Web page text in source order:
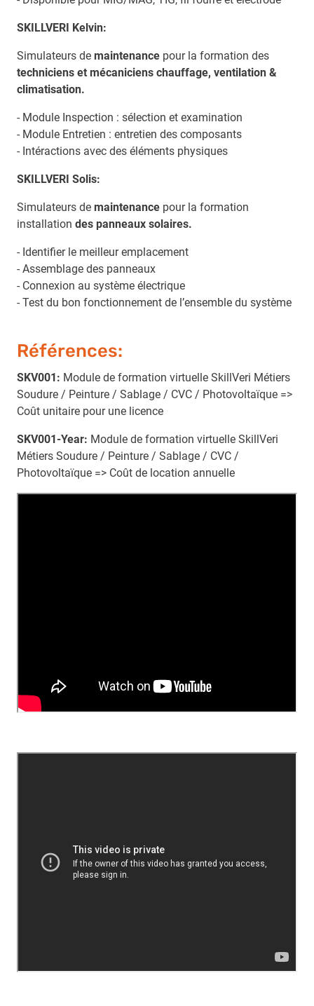
SKILLVERI Kelvin:
Simulateurs de maintenance pour la formation des
techniciens et mécaniciens chauffage, ventilation &
climatisation.
- Module Inspection : sélection et examination
- Module Entretien : entretien des composants
- Intéractions avec des éléments physiques
SKILLVERI Solis:
Simulateurs de maintenance pour la formation
installation des panneaux solaires.
- Identifier le meilleur emplacement
- Assemblage des panneaux
- Connexion au système électrique
- Test du bon fonctionnement de l’ensemble du système
Références:
SKV001: Module de formation virtuelle SkillVeri Métiers
Soudure / Peinture / Sablage / CVC / Photovoltaïque =>
Coût unitaire pour une licence
SKV001-Year: Module de formation virtuelle SkillVeri
Métiers Soudure / Peinture / Sablage / CVC /
Photovoltaïque => Coût de location annuelle